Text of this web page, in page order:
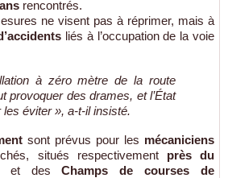
rencontrés.
ne visent pas à réprimer, mais à
liés à l’occupation de la voie
à zéro mètre de la route
provoquer des drames, et l’État
les éviter », a-t-il insisté.
sont prévus pour les mécaniciens
situés respectivement près du
desChamps de courses de